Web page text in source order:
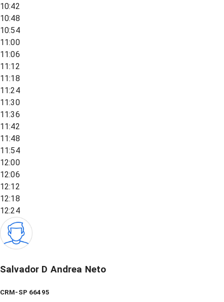
10:42
10:48
10:54
11:00
11:06
11:12
11:18
11:24
11:30
11:36
11:42
11:48
11:54
12:00
12:06
12:12
12:18
12:24
Salvador D Andrea Neto
CRM-SP 66495